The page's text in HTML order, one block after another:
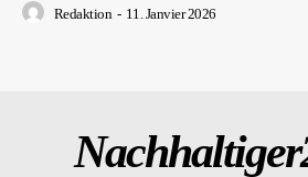
Redaktion - 11. Janvier 2026